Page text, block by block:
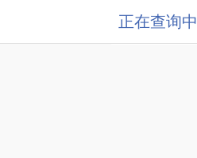
正在查询中